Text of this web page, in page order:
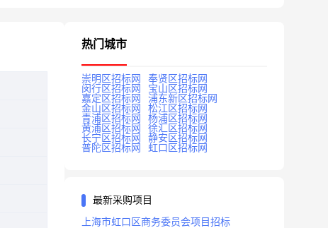
热门城市
崇明区招标网
奉贤区招标网
闵行区招标网
宝山区招标网
嘉定区招标网
浦东新区招标网
金山区招标网
松江区招标网
青浦区招标网
杨浦区招标网
黄浦区招标网
徐汇区招标网
长宁区招标网
静安区招标网
普陀区招标网
虹口区招标网
最新采购项目
上海市虹口区商务委员会项目招标